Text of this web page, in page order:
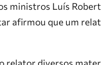
ministros Luís
afirmou que um